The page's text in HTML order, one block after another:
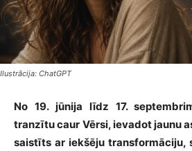
Ilustrācija: ChatGPT
No 19. jūnija līdz 17.
tranzītu caur Vērsi, ievadot jaunu
saistīts ar iekšēju transformāciju,